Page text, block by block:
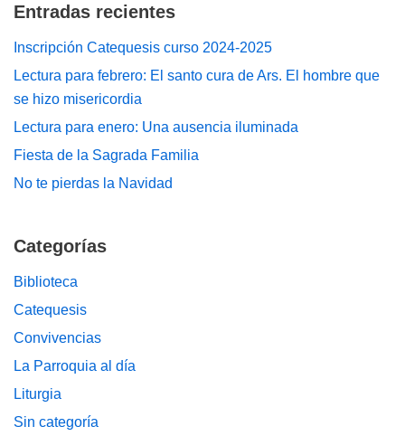
Entradas recientes
Inscripción Catequesis curso 2024-2025
Lectura para febrero: El santo cura de Ars. El hombre que
se hizo misericordia
Lectura para enero: Una ausencia iluminada
Fiesta de la Sagrada Familia
No te pierdas la Navidad
Categorías
Biblioteca
Catequesis
Convivencias
La Parroquia al día
Liturgia
Sin categoría